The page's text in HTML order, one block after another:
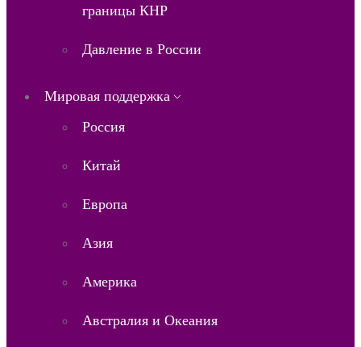
границы КНР
Давление в России
Мировая поддержка
Россия
Китай
Европа
Азия
Америка
Австралия и Океания